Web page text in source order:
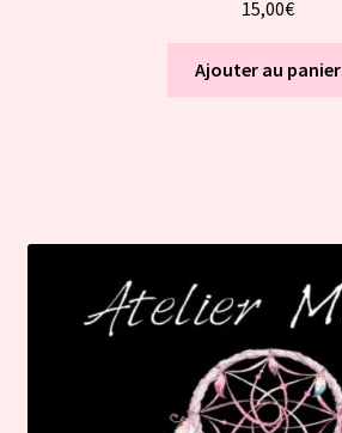
15,00€
Ajouter au panier